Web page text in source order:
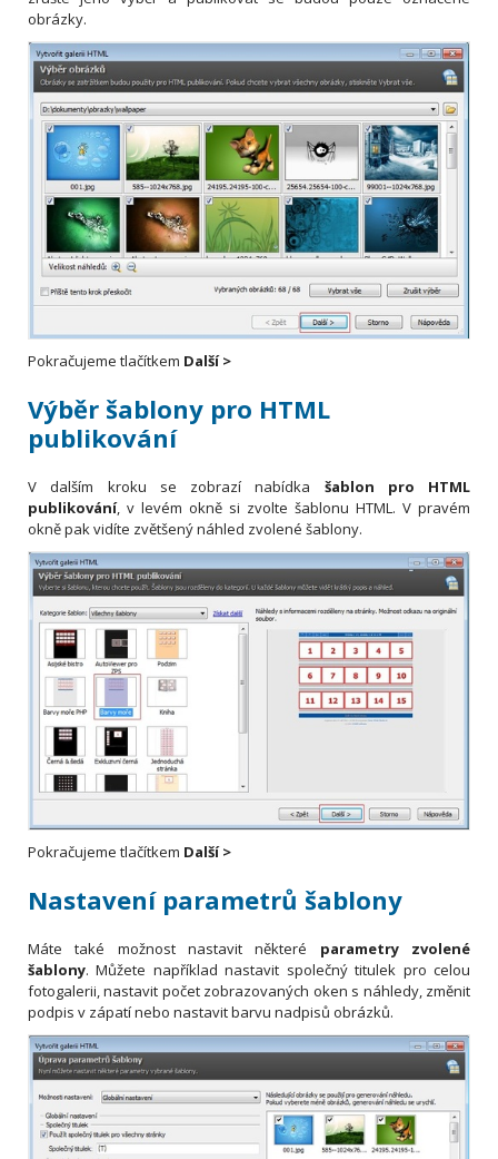
obrázky.
Pokračujeme tlačítkem Další >
Výběr šablony pro HTML
publikování
V dalším kroku se zobrazí nabídka šablon pro HTML
publikování, v levém okně si zvolte šablonu HTML. V pravém
okně pak vidíte zvětšený náhled zvolené šablony.
Pokračujeme tlačítkem Další >
Nastavení parametrů šablony
Máte také možnost nastavit některé parametry zvolené
šablony. Můžete například nastavit společný titulek pro celou
fotogalerii, nastavit počet zobrazovaných oken s náhledy, změnit
podpis v zápatí nebo nastavit barvu nadpisů obrázků.